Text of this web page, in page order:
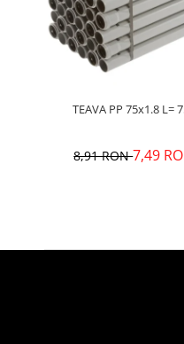
8,91 RON7,49